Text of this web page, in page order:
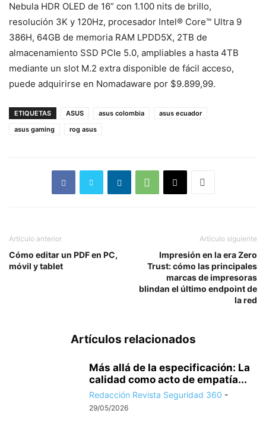
Nebula HDR OLED de 16” con 1.100 nits de brillo,
resolución 3K y 120Hz, procesador Intel® Core™ Ultra 9
386H, 64GB de memoria RAM LPDD5X, 2TB de
almacenamiento SSD PCIe 5.0, ampliables a hasta 4TB
mediante un slot M.2 extra disponible de fácil acceso,
puede adquirirse en Nomadaware por $9.899,99.
ETIQUETAS ASUS asus colombia
asus ecuador
asus gaming
rog asus
Artículo anterior
Cómo editar un PDF en PC,
móvil y tablet
Artículo siguiente
Impresión en la era Zero
Trust: cómo las principales
marcas de impresoras
blindan el último endpoint de
la red
Artículos relacionados
Más allá de la especificación: La
calidad como acto de empatía...
Redacción Revista Seguridad 360 -
29/05/2026